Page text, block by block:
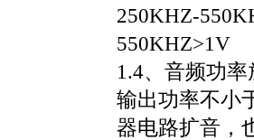
250KHZ-
550KHZ>1V
1.4、音频功
输出功率不小
器电路扩音，